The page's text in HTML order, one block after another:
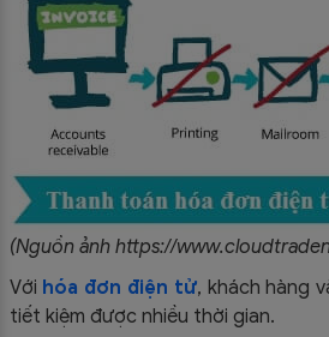
(Nguồn ảnh https://
Với hóa đơn điện tử, khách hàng
tiết kiệm được nhiều thời gian.